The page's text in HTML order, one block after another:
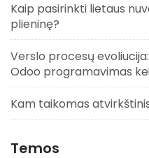
Kaip pasirinkti lietaus
plieninę?
Verslo procesų
Odoo programavimas
Kam taikomas
Temos